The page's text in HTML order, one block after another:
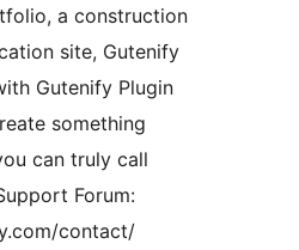
a construction
site, Gutenify
Gutenify Plugin
something
can truly call
Forum:
contact/